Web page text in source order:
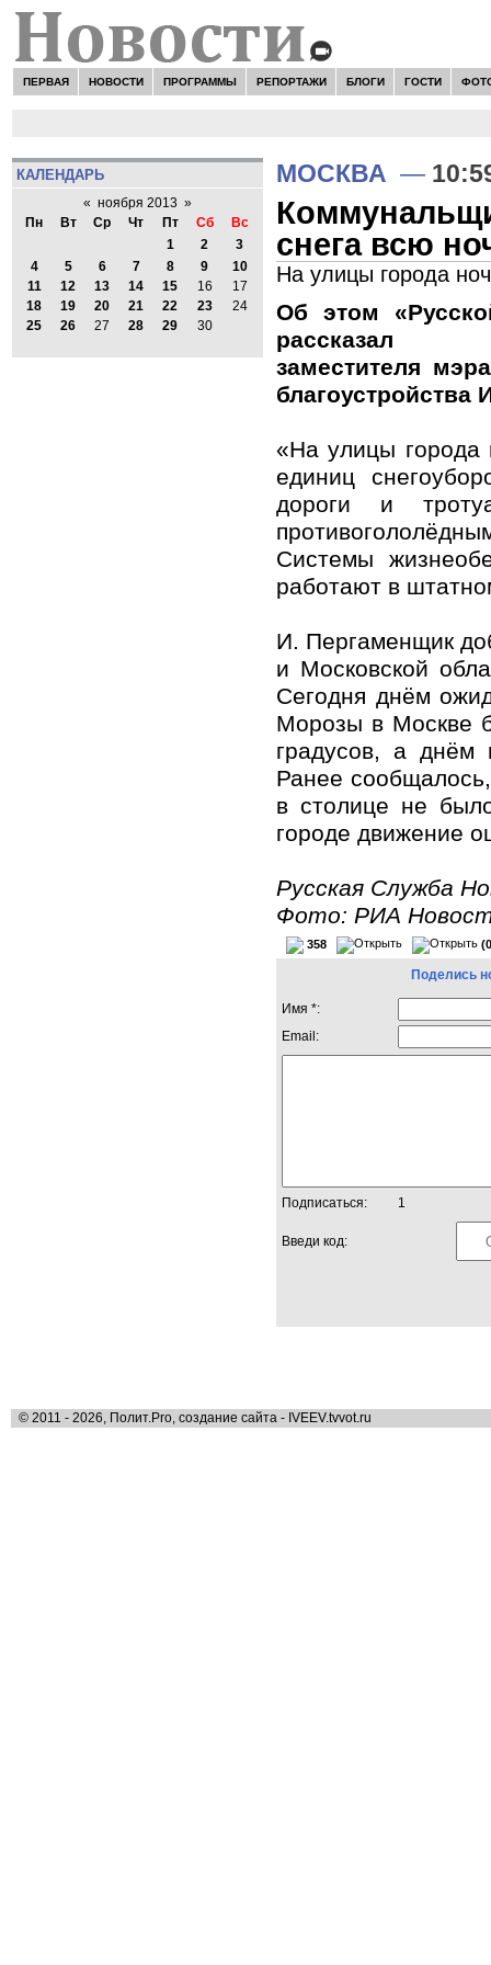
ПЕРВАЯ НОВОСТИ ПРОГРАММЫ РЕПОРТАЖИ БЛОГИ ГОСТИ
КАЛЕНДАРЬ
« ноября 2013 »
Пн
Вт Ср Чт Пт Сб
Вс
1
2
3
4
5 6 7 8 9
10
11
12 13 14 15 16
17
18
19 20 21 22 23
24
25
26 27 28 29 30
МОСКВА —
снега всю
На улицы города
Об этом
рассказал
заместителя
благоустройства
«На улицы города
единиц
дороги и
Системы
работают в
И. Пергаменщик
и Московской
Сегодня днём
Морозы в Москве
градусов, а днём
Ранее сообщалось,
в столице не
городе движение
Русская Служба
Фото: РИА
358
Поделись
Имя *:
Email:
Подписаться: 1
Введи код:
© 2011 - 2026, Полит.Pro, создание сайта - IVEEV.tvvot.ru